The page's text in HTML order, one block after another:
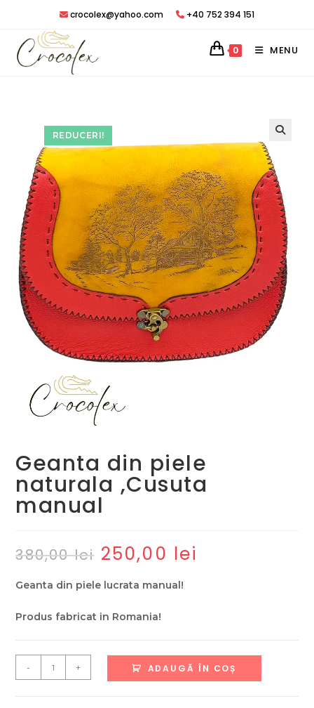
crocolex@yahoo.com +40 752 394 151
0 MENU
REDUCERI!
Geanta din piele
naturala ,Cusuta
manual
380,00lei Prețul
inițial
fost:
380,00 lei.
250,00 lei
Geanta din piele lucrata manual!
Produs fabricat in Romania!
Cantitate
Geanta
- + ADAUGĂ ÎN COȘ